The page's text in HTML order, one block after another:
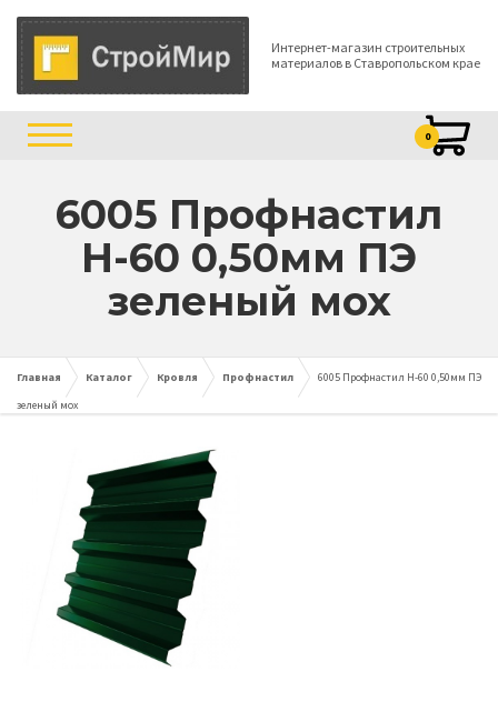
Интернет-магазин строительных
материалов в Ставропольском крае
0
6005 Профнастил
Н-60 0,50мм ПЭ
зеленый мох
Главная Каталог Кровля Профнастил
6005 Профнастил Н-60 0,50мм ПЭ
зеленый мох